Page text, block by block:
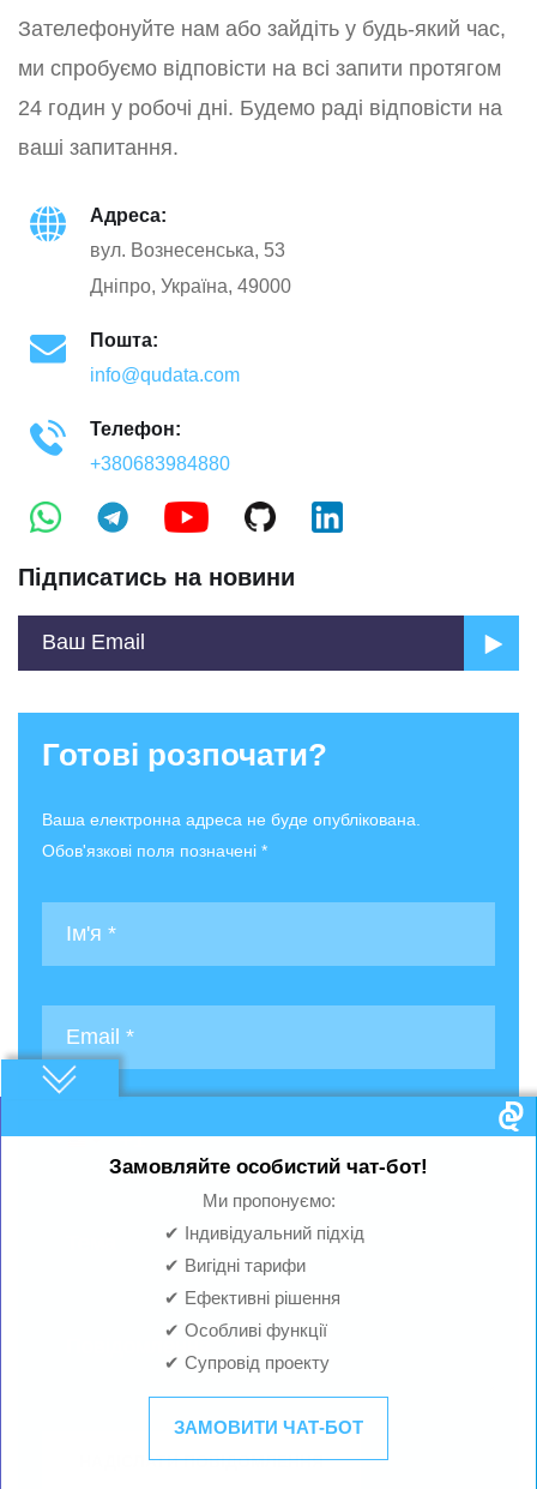
Замовляйте особистий чат-бот!
Ми пропонуємо:
✔ Індивідуальний підхід
✔ Вигідні тарифи
✔ Ефективні рішення
✔ Особливі функції
✔ Супровід проекту
ЗАМОВИТИ ЧАТ-БОТ
Зателефонуйте нам або зайдіть у будь-який час,
ми спробуємо відповісти на всі запити протягом
24 годин у робочі дні. Будемо раді відповісти на
ваші запитання.
Адреса:
вул. Вознесенська, 53
Дніпро, Україна, 49000
Пошта:
info@qudata.com
Телефон:
+380683984880
Підписатись на новини
Готові розпочати?
Ваша електронна адреса не буде опублікована.
Обов'язкові поля позначені *
НАДІСЛАТИ ПОВІДОМЛЕННЯ